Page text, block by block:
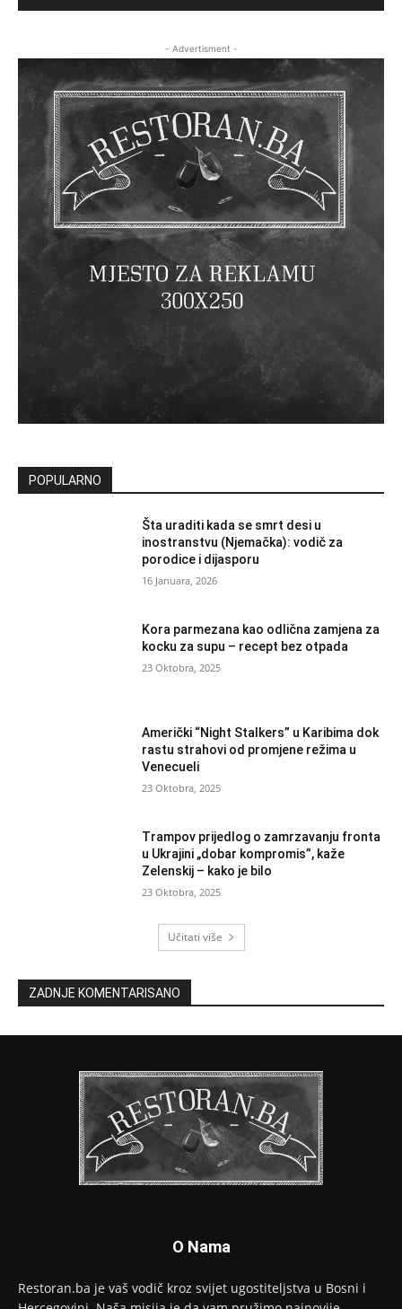
- Advertisment -
POPULARNO
Šta uraditi kada se smrt desi u
inostranstvu (Njemačka): vodič za
porodice i dijasporu
16 Januara, 2026
Kora parmezana kao odlična zamjena za
kocku za supu – recept bez otpada
23 Oktobra, 2025
Američki “Night Stalkers” u Karibima dok
rastu strahovi od promjene režima u
Venecueli
23 Oktobra, 2025
Trampov prijedlog o zamrzavanju fronta
u Ukrajini „dobar kompromis”, kaže
Zelenskij – kako je bilo
23 Oktobra, 2025
Učitati više
ZADNJE KOMENTARISANO
O Nama
Restoran.ba je vaš vodič kroz svijet ugostiteljstva u Bosni i